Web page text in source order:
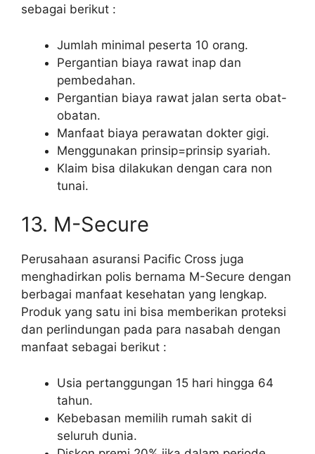
sebagai berikut :
Jumlah minimal peserta 10 orang.
Pergantian biaya rawat inap dan
pembedahan.
Pergantian biaya rawat jalan serta obat-
obatan.
Manfaat biaya perawatan dokter gigi.
Menggunakan prinsip=prinsip syariah.
Klaim bisa dilakukan dengan cara non
tunai.
13. M-Secure
Perusahaan asuransi Pacific Cross juga
menghadirkan polis bernama M-Secure dengan
berbagai manfaat kesehatan yang lengkap.
Produk yang satu ini bisa memberikan proteksi
dan perlindungan pada para nasabah dengan
manfaat sebagai berikut :
Usia pertanggungan 15 hari hingga 64
tahun.
Kebebasan memilih rumah sakit di
seluruh dunia.